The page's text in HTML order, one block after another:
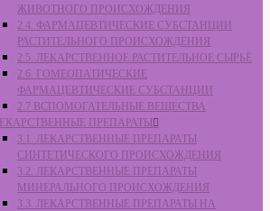
ЖИВОТНОГО ПРОИСХОЖДЕНИЯ
2.4. ФАРМАЦЕВТИЧЕСКИЕ СУБСТАНЦИИ
РАСТИТЕЛЬНОГО ПРОИСХОЖДЕНИЯ
2.5. ЛЕКАРСТВЕННОЕ РАСТИТЕЛЬНОЕ СЫРЬЁ
2.6. ГОМЕОПАТИЧЕСКИЕ
ФАРМАЦЕВТИЧЕСКИЕ СУБСТАНЦИИ
2.7 ВСПОМОГАТЕЛЬНЫЕ ВЕЩЕСТВА
ПРЕПАРАТЫ
3.1. ЛЕКАРСТВЕННЫЕ ПРЕПАРАТЫ
СИНТЕТИЧЕСКОГО ПРОИСХОЖДЕНИЯ
3.2. ЛЕКАРСТВЕННЫЕ ПРЕПАРАТЫ
МИНЕРАЛЬНОГО ПРОИСХОЖДЕНИЯ
3.3. ЛЕКАРСТВЕННЫЕ ПРЕПАРАТЫ НА